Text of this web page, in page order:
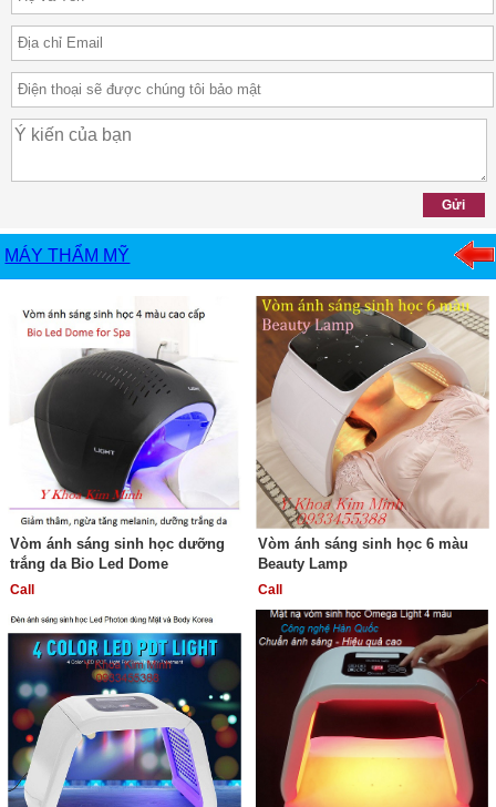
MÁY THẨM MỸ
Vòm ánh sáng sinh học dưỡng
trắng da Bio Led Dome
Call
Vòm ánh sáng sinh học 6 màu
Beauty Lamp
Call